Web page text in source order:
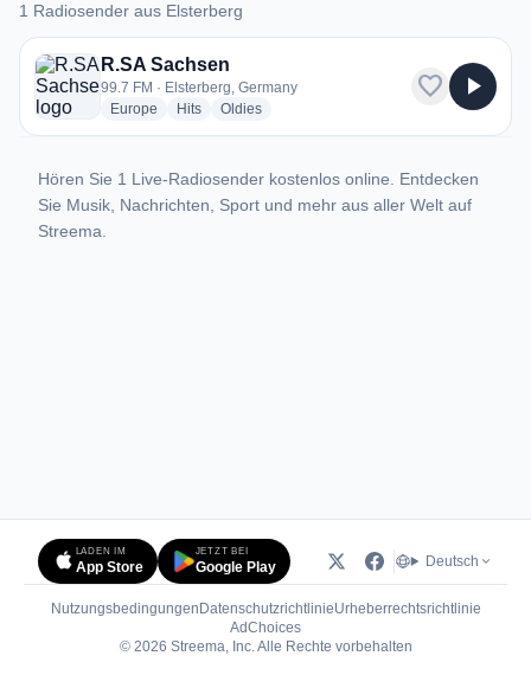
1 Radiosender aus Elsterberg
1 Radiosender aus Elsterberg
R.SA Sachsen
99.7 FM · Elsterberg, Germany
Europe radio stations
Hitsradio stations
Oldiesradio stations
favorite play_arrow
Hören Sie 1 Live-Radiosender kostenlos online. Entdecken
Sie Musik, Nachrichten, Sport und mehr aus aller Welt auf
Streema.
LADEN IM
App Store
JETZT BEI
Google Play Deutsch
Nutzungsbedingungen DatenschutzrichtlinieUrheberrechtsrichtlinie
AdChoices(öffnet in neuem Tab)
© 2026 Streema, Inc. Alle Rechte vorbehalten